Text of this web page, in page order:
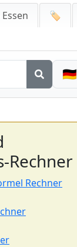
Essen 🏷️
🇩🇪
Rechner
Rechner